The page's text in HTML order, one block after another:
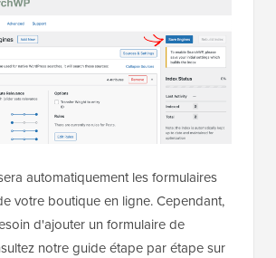
automatiquement les formulaires
votre boutique en ligne. Cependant,
d'ajouter un formulaire de
notre guide étape par étape sur